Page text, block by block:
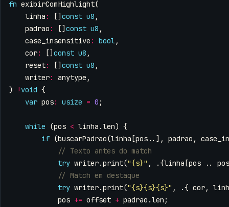
fn exibirComHighlight(
linha : [] const u8 ,
padrao : [] const u8 ,
case_insensitive : bool,
cor: [] const u8 ,
reset: [] const u8 ,
writer: anytype ,
)
! void {
var pos: usize = 0 ;
while (pos < linha .len) {
if (buscarPadrao(linha [pos ..], padrao ,
try writer.print("{s}" , .{linha [pos ..
pos
try writer.print("{s}{s}{s}" , .{ cor,
pos += offset + padrao .len ;